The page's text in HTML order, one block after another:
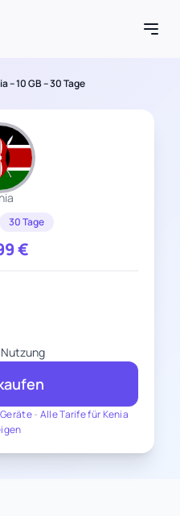
– 10 GB – 30 Tage
30 Tage
€
- Alle Tarife für Kenia